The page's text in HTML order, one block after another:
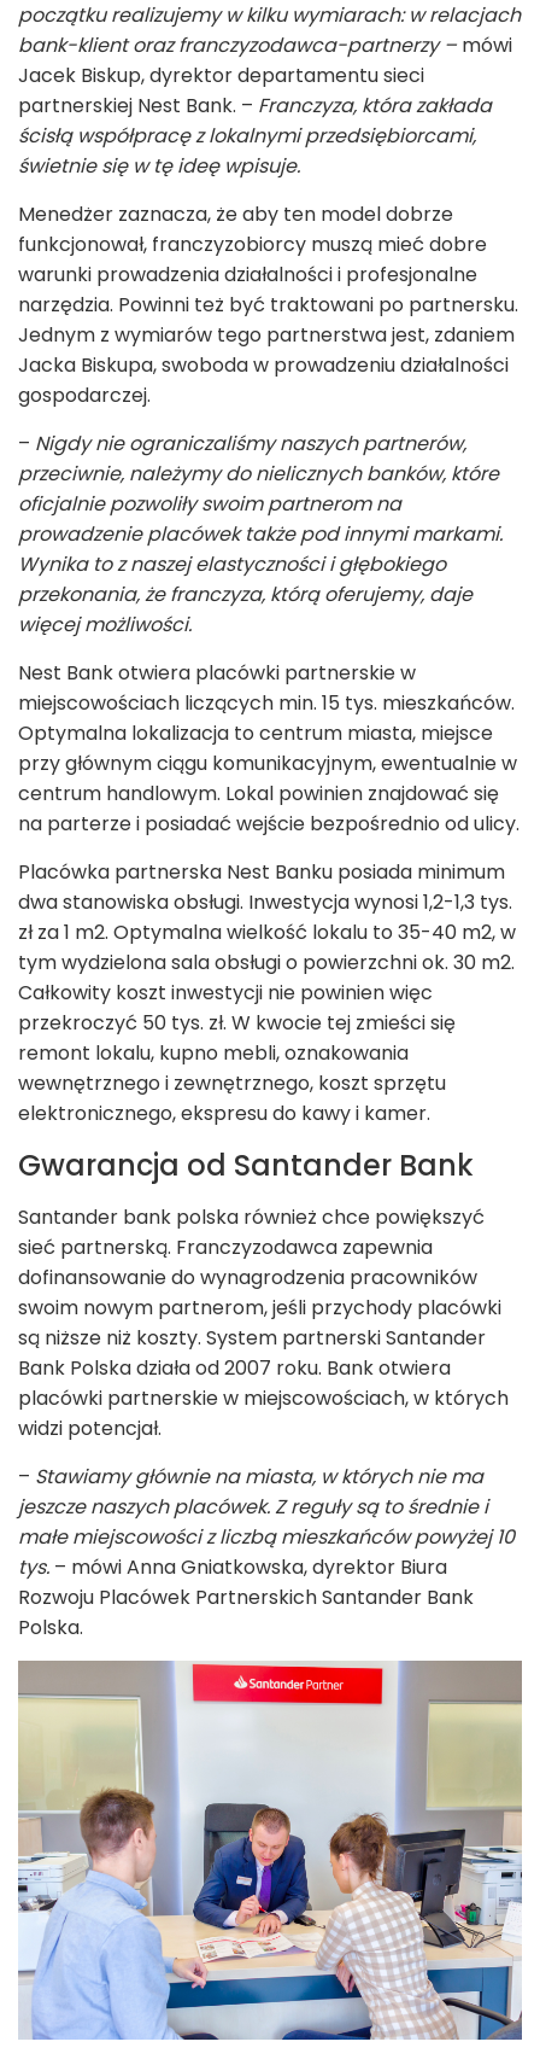
początku realizujemy w kilku wymiarach: w relacjach
bank-klient oraz franczyzodawca-partnerzy – mówi
Jacek Biskup, dyrektor departamentu sieci
partnerskiej Nest Bank. – Franczyza, która zakłada
ścisłą współpracę z lokalnymi przedsiębiorcami,
świetnie się w tę ideę wpisuje.
Menedżer zaznacza, że aby ten model dobrze
funkcjonował, franczyzobiorcy muszą mieć dobre
warunki prowadzenia działalności i profesjonalne
narzędzia. Powinni też być traktowani po partnersku.
Jednym z wymiarów tego partnerstwa jest, zdaniem
Jacka Biskupa, swoboda w prowadzeniu działalności
gospodarczej.
– Nigdy nie ograniczaliśmy naszych partnerów,
przeciwnie, należymy do nielicznych banków, które
oficjalnie pozwoliły swoim partnerom na
prowadzenie placówek także pod innymi markami.
Wynika to z naszej elastyczności i głębokiego
przekonania, że franczyza, którą oferujemy, daje
więcej możliwości.
Nest Bank otwiera placówki partnerskie w
miejscowościach liczących min. 15 tys. mieszkańców.
Optymalna lokalizacja to centrum miasta, miejsce
przy głównym ciągu komunikacyjnym, ewentualnie w
centrum handlowym. Lokal powinien znajdować się
na parterze i posiadać wejście bezpośrednio od ulicy.
Placówka partnerska Nest Banku posiada minimum
dwa stanowiska obsługi. Inwestycja wynosi 1,2-1,3 tys.
zł za 1 m2. Optymalna wielkość lokalu to 35-40 m2, w
tym wydzielona sala obsługi o powierzchni ok. 30 m2.
Całkowity koszt inwestycji nie powinien więc
przekroczyć 50 tys. zł. W kwocie tej zmieści się
remont lokalu, kupno mebli, oznakowania
wewnętrznego i zewnętrznego, koszt sprzętu
elektronicznego, ekspresu do kawy i kamer.
Gwarancja od Santander Bank
Santander bank polska również chce powiększyć
sieć partnerską. Franczyzodawca zapewnia
dofinansowanie do wynagrodzenia pracowników
swoim nowym partnerom, jeśli przychody placówki
są niższe niż koszty. System partnerski Santander
Bank Polska działa od 2007 roku. Bank otwiera
placówki partnerskie w miejscowościach, w których
widzi potencjał.
– Stawiamy głównie na miasta, w których nie ma
jeszcze naszych placówek. Z reguły są to średnie i
małe miejscowości z liczbą mieszkańców powyżej 10
tys. – mówi Anna Gniatkowska, dyrektor Biura
Rozwoju Placówek Partnerskich Santander Bank
Polska.